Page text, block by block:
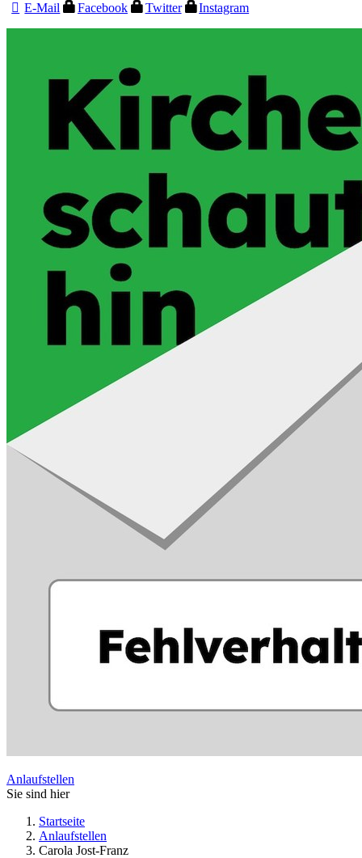
E-Mail Facebook Twitter Instagram
Anlaufstellen
Sie sind hier
Startseite
Anlaufstellen
Carola Jost-Franz